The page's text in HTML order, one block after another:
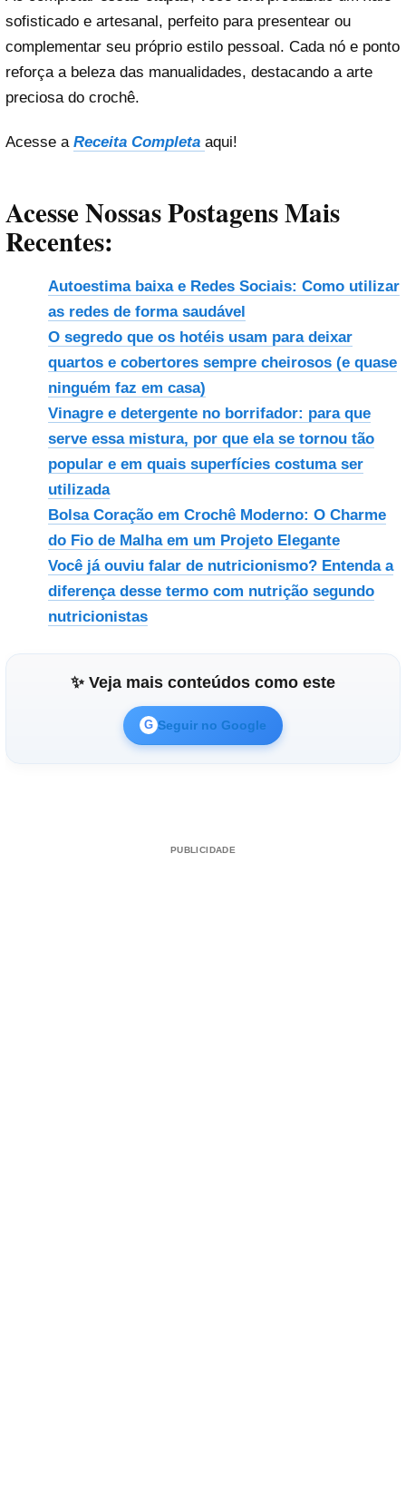
sofisticado e artesanal, perfeito para presentear ou
complementar seu próprio estilo pessoal. Cada nó e ponto
reforça a beleza das manualidades, destacando a arte
preciosa do crochê.
Acesse a Receita Completa aqui!
Acesse Nossas Postagens Mais
Recentes:
Autoestima baixa e Redes Sociais: Como utilizar
as redes de forma saudável
O segredo que os hotéis usam para deixar
quartos e cobertores sempre cheirosos (e quase
ninguém faz em casa)
Vinagre e detergente no borrifador: para que
serve essa mistura, por que ela se tornou tão
popular e em quais superfícies costuma ser
utilizada
Bolsa Coração em Crochê Moderno: O Charme
do Fio de Malha em um Projeto Elegante
Você já ouviu falar de nutricionismo? Entenda a
diferença desse termo com nutrição segundo
nutricionistas
✨ Veja mais conteúdos como este
G Seguir no Google
PUBLICIDADE